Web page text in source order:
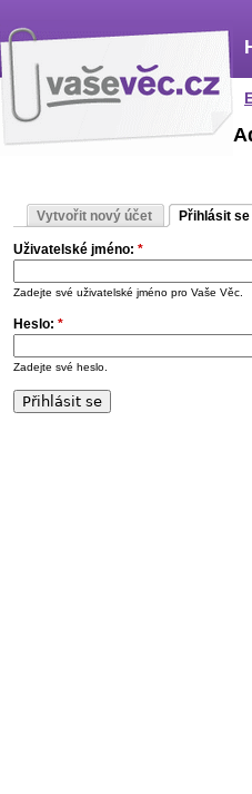
Vytvořit nový účet Přihlásit se
Uživatelské jméno: *
Zadejte své uživatelské jméno pro Vaše Věc.
Heslo: *
Zadejte své heslo.